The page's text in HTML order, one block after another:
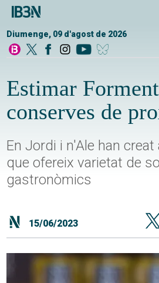
Diumenge, 09 d'agost de 2026
Estimar
conserves de
En Jordi i n'Ale han
que ofereix varietat de
gastronòmics
15/06/2023